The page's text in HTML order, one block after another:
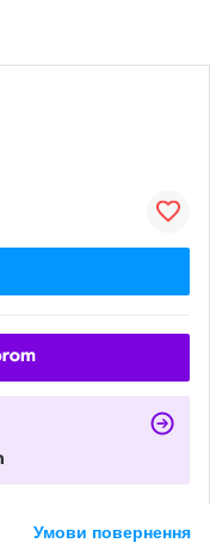
Умови повернення